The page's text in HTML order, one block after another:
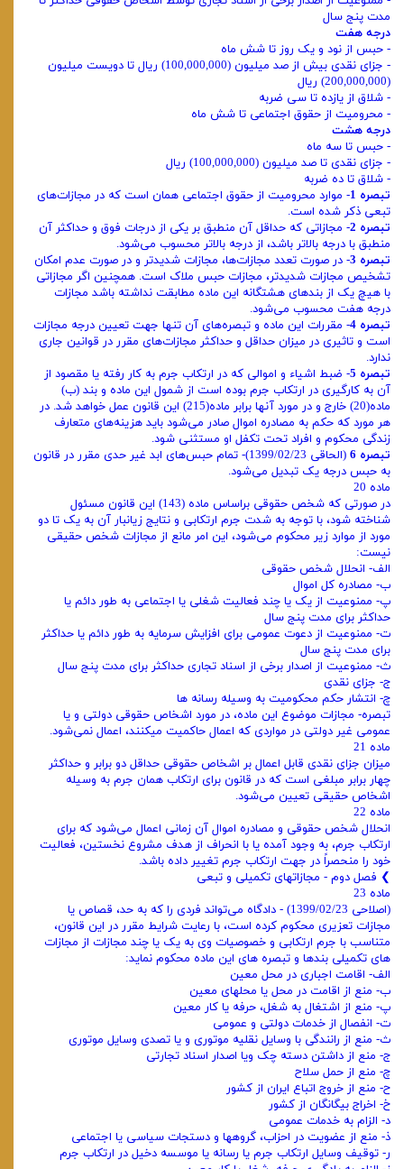
مدت پنج سال
درجه هفت
- حبس از نود و یک روز تا شش ماه
- جزای نقدی بیش از صد میلیون (100,000,000) ریال تا دویست میلیون
(200,000,000) ریال
- شلاق از یازده تا سی ضربه
- محرومیت از حقوق اجتماعی تا شش ماه
درجه هشت
- حبس تا سه ماه
- جزای نقدی تا صد میلیون (100,000,000) ریال
- شلاق تا ده ضربه
تبصره 1
- موارد محرومیت از حقوق اجتماعی همان است که در مجازات‌های
تبعی ذکر شده است.
تبصره 2
- مجازاتی که حداقل آن منطبق بر یکی از درجات فوق و حداکثر آن
منطبق با درجه بالاتر باشد، از درجه بالاتر محسوب می‌شود.
تبصره 3
- در صورت تعدد مجازات‌ها، مجازات شدیدتر و در صورت عدم امکان
تشخیص مجازات شدیدتر، مجازات حبس ملاک است. همچنین اگر مجازاتی
با هیچ یک از بندهای هشتگانه این ماده مطابقت نداشته باشد مجازات
درجه هفت محسوب می‌شود.
تبصره 4
- مقررات این ماده و تبصره‌های آن تنها جهت تعیین درجه مجازات
است و تاثیری در میزان حداقل و حداکثر مجازات‌های مقرر در قوانین جاری
ندارد.
تبصره 5
- ضبط اشیاء و اموالی که در ارتکاب جرم به کار رفته یا مقصود از
آن به کارگیری در ارتکاب جرم بوده است از شمول این ماده و بند (ب)
ماده(20) خارج و در مورد آنها برابر ماده(215) این قانون عمل خواهد شد. در
هر مورد که حکم به مصادره اموال صادر می‌شود باید هزینه‌های متعارف
زندگی محکوم و افراد تحت تکفل او مستثنی شود.
تبصره 6
(الحاقی 1399/02/23)- تمام حبس‌های ابد غیر حدی مقرر در قانون
به حبس درجه یک تبدیل می‌شود.
ماده 20
در صورتی که شخص حقوقی براساس ماده (143) این قانون مسئول
شناخته شود، با توجه به شدت جرم ارتکابی و نتایج زیانبار آن به یک تا دو
مورد از موارد زیر محکوم می‌شود، این امر مانع از مجازات شخص حقیقی
نیست:
الف- انحلال شخص حقوقی
ب- مصادره کل اموال
پ- ممنوعیت از یک یا چند فعالیت شغلی یا اجتماعی به طور دائم یا
حداکثر برای مدت پنج سال
ت- ممنوعیت از دعوت عمومی برای افزایش سرمایه به طور دائم یا حداکثر
برای مدت پنج سال
ث- ممنوعیت از اصدار برخی از اسناد تجاری حداکثر برای مدت پنج سال
ج- جزای نقدی
چ- انتشار حکم محکومیت به وسیله رسانه ها
تبصره- مجازات موضوع این ماده، در مورد اشخاص حقوقی دولتی و یا
عمومی غیر دولتی در مواردی که اعمال حاکمیت میکنند، اعمال نمی‌شود.
ماده 21
میزان جزای نقدی قابل اعمال بر اشخاص حقوقی حداقل دو برابر و حداکثر
چهار برابر مبلغی است که در قانون برای ارتکاب همان جرم به وسیله
اشخاص حقیقی تعیین می‌شود.
ماده 22
انحلال شخص حقوقی و مصادره اموال آن زمانی اعمال می‌شود که برای
ارتکاب جرم، به وجود آمده یا با انحراف از هدف مشروع نخستین، فعالیت
خود را منحصراً در جهت ارتکاب جرم تغییر داده باشد.
❯ فصل دوم - مجازاتهای تکمیلی و تبعی
ماده 23
(اصلاحی 1399/02/23) - دادگاه می‌تواند فردی را که به حد، قصاص یا
مجازات تعزیری محکوم کرده است، با رعایت شرایط مقرر در این قانون،
متناسب با جرم ارتکابی و خصوصیات وی به یک یا چند مجازات از مجازات‌
های تکمیلی بندها و تبصره‌ های این ماده محکوم نماید:
الف- اقامت اجباری در محل معین
ب- منع از اقامت در محل یا محلهای معین
پ- منع از اشتغال به شغل، حرفه یا کار معین
ت- انفصال از خدمات دولتی و عمومی
ث- منع از رانندگی با وسایل نقلیه موتوری و یا تصدی وسایل موتوری
ج- منع از داشتن دسته چک ویا اصدار اسناد تجارتی
چ- منع از حمل سلاح
ح- منع از خروج اتباع ایران از کشور
خ- اخراج بیگانگان از کشور
د- الزام به خدمات عمومی
ذ- منع از عضویت در احزاب، گروهها و دستجات سیاسی یا اجتماعی
ر- توقیف وسایل ارتکاب جرم یا رسانه یا موسسه دخیل در ارتکاب جرم